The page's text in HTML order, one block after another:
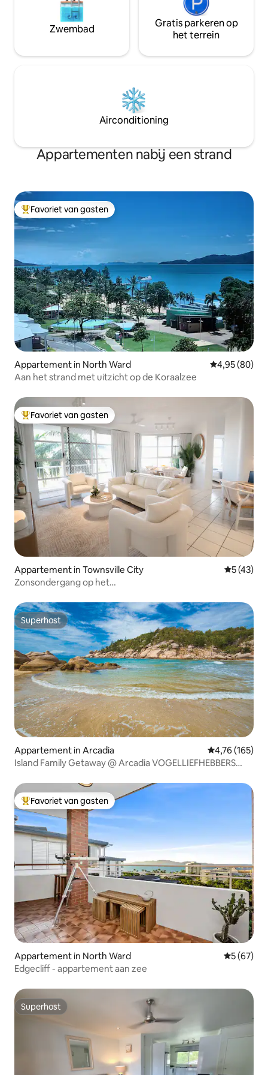
Zwembad
Gratis parkeren op
het terrein
Airconditioning
Appartementen nabij een strand
Topfavoriet van gasten
Favoriet van gasten
Appartement in North Ward Gemiddelde
4,95 (80)
Aan het strand met uitzicht op de Koraalzee
Topfavoriet van gasten
Favoriet van gasten
Appartement in Townsville City
5 (43)
Zonsondergang op het
Superhost
Superhost
Appartement in Arcadia Gemiddelde
4,76 (165)
Island Family Getaway @ Arcadia VOGELLIEFHEBBERS
Topfavoriet van gasten
Favoriet van gasten
Appartement in North Ward
5 (67)
Edgecliff - appartement aan zee
Superhost
Superhost